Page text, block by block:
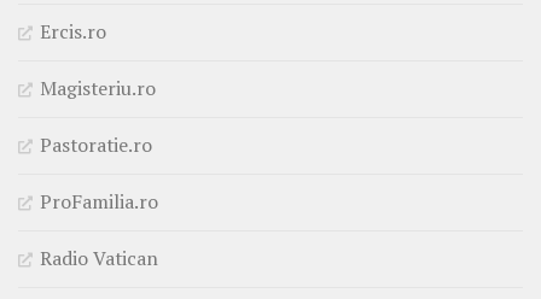
Ercis.ro
Magisteriu.ro
Pastoratie.ro
ProFamilia.ro
Radio Vatican